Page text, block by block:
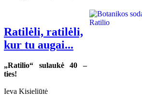
Ratilėli, ratilėli,
kur tu augai...
„Ratilio“ sulaukė 40 –
ties!
Ieva Kisieliūtė